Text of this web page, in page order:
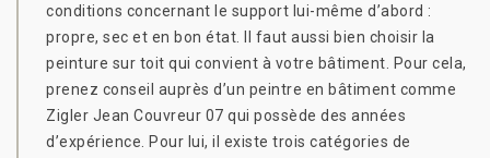
conditions concernant le support lui-même d’abord :
propre, sec et en bon état. Il faut aussi bien choisir la
peinture sur toit qui convient à votre bâtiment. Pour cela,
prenez conseil auprès d’un peintre en bâtiment comme
Zigler Jean Couvreur 07 qui possède des années
d’expérience. Pour lui, il existe trois catégories de